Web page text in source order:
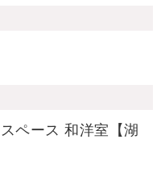
ペース 和洋室【湖